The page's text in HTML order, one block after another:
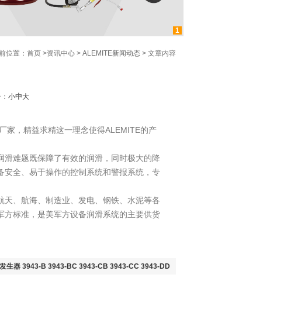
1
位置： 首页 >资讯中心 > ALEMITE新闻动态 > 文章内容
小中大
家，精益求精这一理念使得ALEMITE的产
难题既保障了有效的润滑，同时极大的降
全、易于操作的控制系统和警报系统，专
、航海、制造业、发电、钢铁、水泥等各
标准，是美军方设备润滑系统的主要供货
生器 3943-B 3943-BC 3943-CB 3943-CC 3943-DD